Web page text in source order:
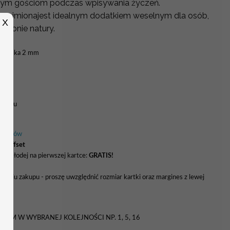
gościom podczas wpisywania życzeń.
imionajest idealnym dodatkiem weselnym dla osób,
łonie natury.
2 mm
offset
młodej na pierwszej kartce: GRATIS!
zakupu - proszę uwzględnić rozmiar kartki oraz margines z lewej
W WYBRANEJ KOLEJNOŚCI NP. 1, 5, 16
X